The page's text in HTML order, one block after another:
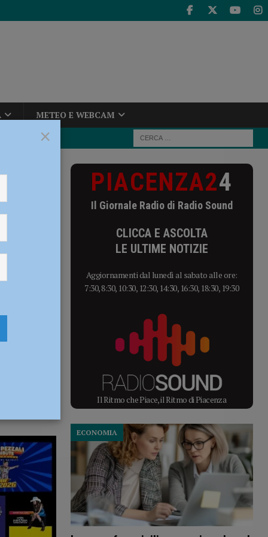
METEO E WEBCAM
al Teatro
PIACENZA24
Il Giornale Radio di Radio Sound
CLICCA E ASCOLTA
LE ULTIME NOTIZIE
Aggiornamenti dal lunedì al sabato alle ore:
7:30, 8:30, 10:30, 12:30, 14:30, 16:30, 18:30, 19:30
Il Ritmo che Piace, il Ritmo di Piacenza
ECONOMIA
×